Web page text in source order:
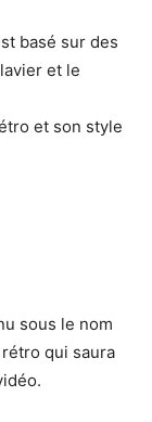
basé sur des
et le
et son style
sous le nom
rétro qui saura